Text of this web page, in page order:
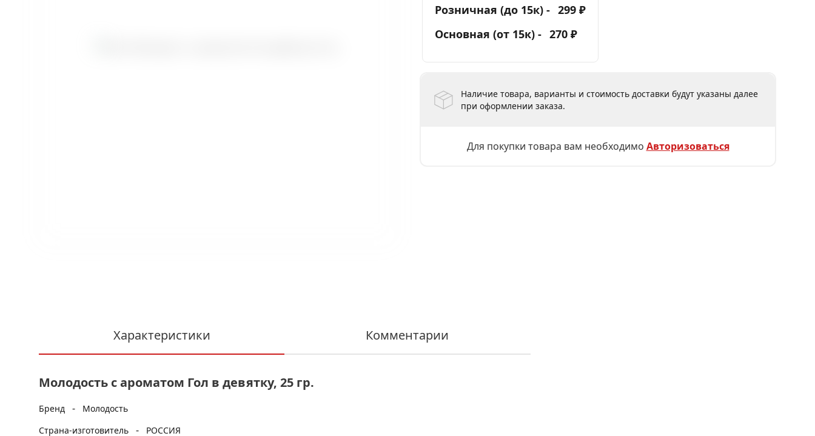
Розничная (до 15к) - 299 ₽
Основная (от 15к) - 270 ₽
Наличие товара, варианты и стоимость доставки будут указаны далее
при оформлении заказа.
Для покупки товара вам необходимо Авторизоваться
Характеристики Комментарии
Молодость с ароматом Гол в девятку, 25 гр.
Бренд -
Молодость
Страна-изготовитель
-
РОССИЯ